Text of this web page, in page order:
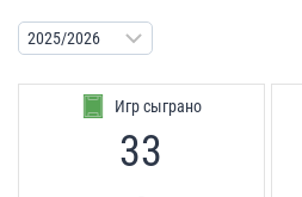
Игр сыграно
33